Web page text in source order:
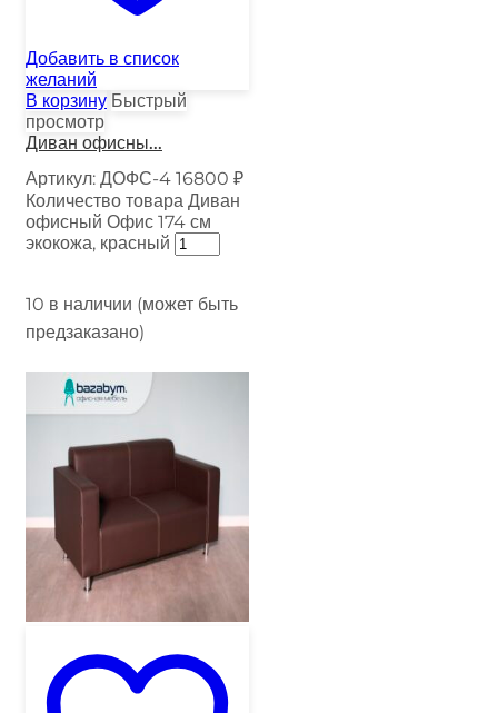
Добавить в список
желаний
В корзину Быстрый
просмотр
Диван офисны...
Артикул: ДОФС-4 16800 ₽
Количество товара Диван
офисный Офис 174 см
экокожа, красный
10 в наличии (может быть
предзаказано)